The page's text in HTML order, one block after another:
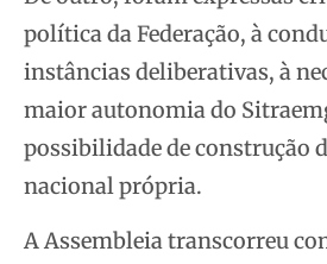
política da Federação, à
instâncias deliberativas, à
maior autonomia do
possibilidade de construção
nacional própria.
A Assembleia transcorreu